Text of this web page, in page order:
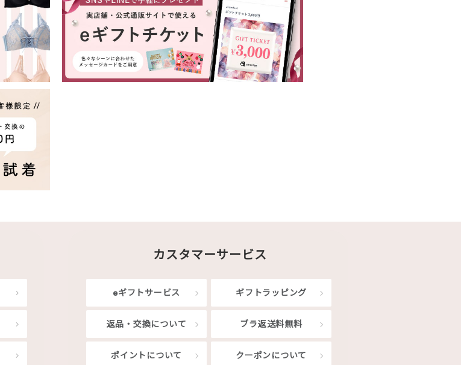
カスタマーサービス
eギフトサービス ギフトラッピング
返品・交換について ブラ返送料無料
ポイントについて クーポンについて